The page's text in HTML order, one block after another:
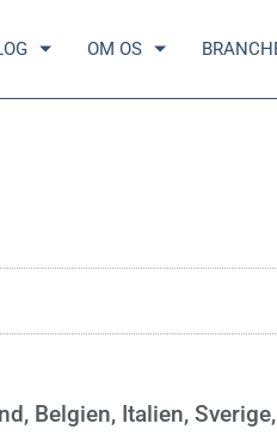
OM OS
Belgien, Italien,